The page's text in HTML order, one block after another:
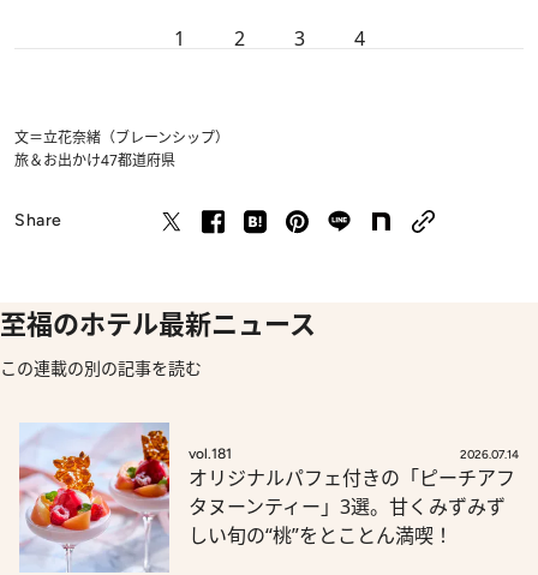
1 2 3 4
文＝立花奈緒（ブレーンシップ）
旅＆お出かけ47都道府県
Share
至福のホテル最新ニュース
この連載の別の記事を読む
vol.181 2026.07.14
オリジナルパフェ付きの「ピーチアフ
タヌーンティー」3選。甘くみずみず
しい旬の“桃”をとことん満喫！